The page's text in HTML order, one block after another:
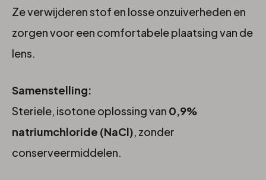
Ze verwijderen stof en losse onzuiverheden en
zorgen voor een comfortabele plaatsing van de
lens.
Samenstelling:
Steriele, isotone oplossing van 0,9%
natriumchloride (NaCl), zonder
conserveermiddelen.